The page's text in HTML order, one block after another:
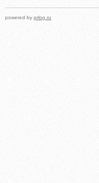
powered by prlog.ru